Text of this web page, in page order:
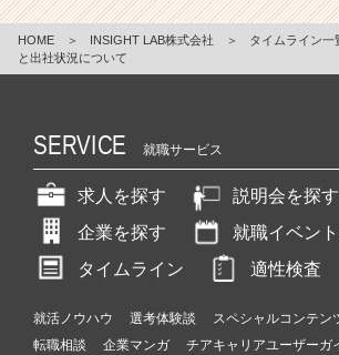
HOME ＞ INSIGHT LAB株式会社 ＞ タイムライン一
と出社状況について
SERVICE 就職サービス
求人を探す
説明会を探す
企業を探す
就職イベン
タイムライン
適性検査
就活ノウハウ 選考体験談 スペシャルコンテン
転職相談
企業マンガ チアキャリアユーザーガ